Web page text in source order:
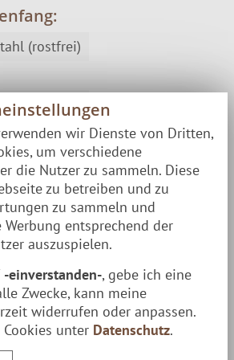
(rostfrei)
1,5 mm
und bequem per
an der Feuerschale
für die Zubereitung
wir Dienste von Dritten,
um verschiedene
die Nutzer zu sammeln. Diese
zu betreiben und zu
zu sammeln und
entsprechend der
auszuspielen.
-einverstanden-, gebe ich eine
Zwecke, kann meine
widerrufen oder anpassen.
unter Datenschutz.